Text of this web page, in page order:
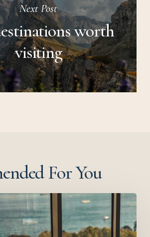
Next Post
worth
visiting
For You